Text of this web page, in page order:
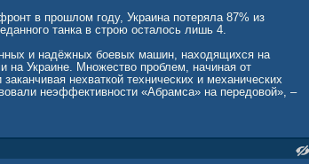
в прошлом году, Украина потеряла 87% из
танка в строю осталось лишь 4.
и надёжных боевых машин, находящихся на
на Украине. Множество проблем, начиная от
нехваткой технических и механических
неэффективности «Абрамса» на передовой», –